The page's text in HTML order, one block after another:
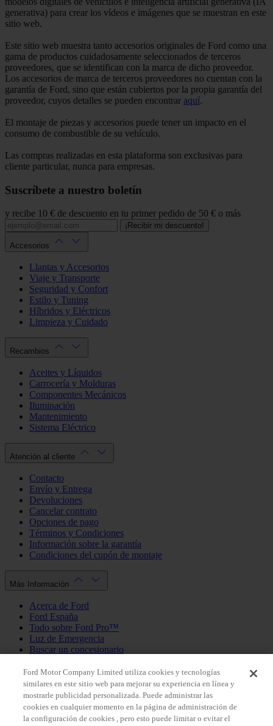
generativa) para crear los vídeos e imágenes que se muestran en este
sitio web.
Este sitio web muestra tanto accesorios originales de Ford como una
gama de productos cuidadosamente seleccionados de terceros
proveedores, que se identifican con la marca de dicho proveedor.
Los accesorios de marca de terceros proveedores no cuentan con la
garantía de Ford, sino que están cubiertos por la propia garantía del
proveedor, cuyos detalles se pueden encontrar aquí.
El montaje de piezas y accesorios puede tener un impacto en el
consumo de combustible de su vehículo.
Las compras realizadas en esta plataforma son exclusivas para
cliente particular, nunca para empresas.
Suscríbete a nuestro boletín
y recibe 10 € de descuento en tu primer pedido de 50 € o más
¡Recibir mi descuento!
Accesorios
Llantas y Accesorios
Viaje y Transporte
Seguridad y Confort
Estilo y Tuning
Híbridos y Eléctricos
Limpieza y Cuidado
Recambios
Aceites y Líquidos
Carrocería y Molduras
Componentes Mecánicos
Iluminación
Mantenimiento
Sistema Eléctrico
Atención al cliente
Contacto
Envío y Entrega
Devoluciones
Cancelar contrato
Opciones de pago
Términos y Condiciones
Información sobre la garantía
Condiciones del cupón de montaje
Más Información
Acerca de Ford
Ford España
Todo sobre Ford Pro™
Luz de Emergencia
Buscar un concesionario
Política de privacidad
Mi Cuenta
Iniciar sesión / Registrarse
Ford Motor Company Limited utiliza cookies y tecnologías
similares en este sitio web para mejorar su experiencia en línea y
mostrarle publicidad personalizada. Puede administrar las
cookies en cualquier momento en la página de administración de
la configuración de cookies , pero esto puede limitar o evitar el